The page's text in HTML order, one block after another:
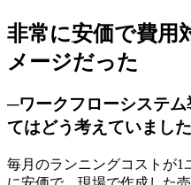
非常に安価で費用
メージだった
─ワークフローシステ
てはどう考えていました
毎月のランニングコストが1